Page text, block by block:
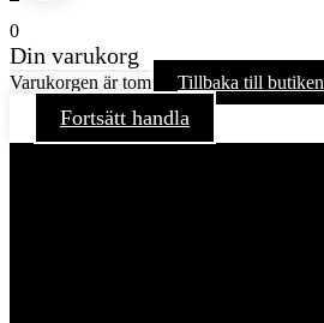
0
Din varukorg
Varukorgen är tom Tillbaka till butiken
Fortsätt handla